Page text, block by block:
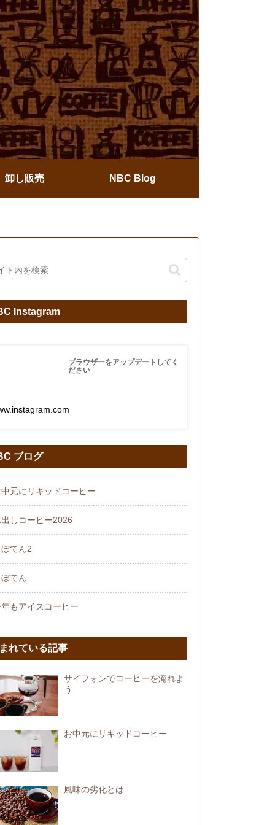
卸し販売 NBC Blog
Instagram
ブラウザーをアップデートしてく
ださい
ブログ
元にリキッドコーヒー
しコーヒー2026
てん2
てん
もアイスコーヒー
れている記事
サイフォンでコーヒーを淹れよ
う
お中元にリキッドコーヒー
風味の劣化とは